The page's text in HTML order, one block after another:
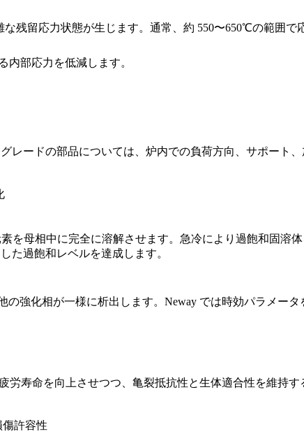
残留応力状態が生じます。通常、約 550〜650℃の範囲
内部応力を低減します。
レードの部品については、炉内での負荷方向、サポート
を母相中に完全に溶解させます。急冷により過飽和固溶
た過飽和レベルを達成します。
強化相が一様に析出します。Neway では時効パラメータ
労寿命を向上させつつ、亀裂抵抗性と生体適合性を維持
許容性